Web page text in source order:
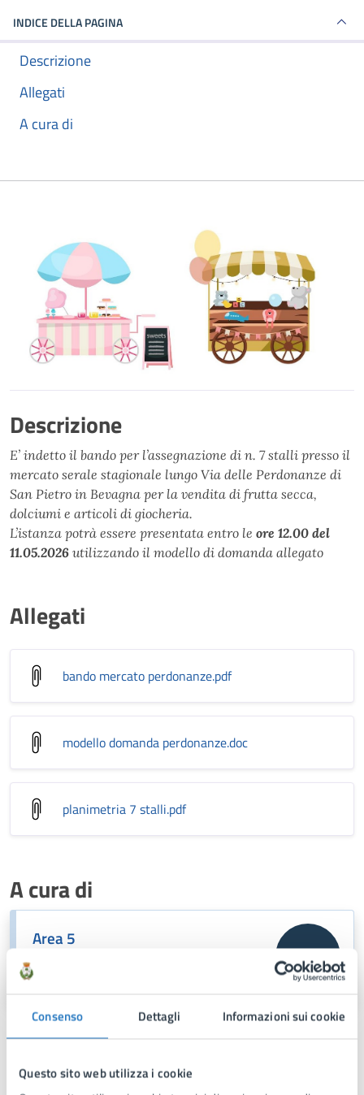
Consenso Dettagli Informazioni sui cookie
Questo sito web utilizza i cookie
INDICE DELLA PAGINA
Descrizione
Allegati
A cura di
Descrizione
E’ indetto il bando per l’assegnazione di n. 7 stalli presso il
mercato serale stagionale lungo Via delle Perdonanze di
San Pietro in Bevagna per la vendita di frutta secca,
dolciumi e articoli di giocheria.
L’istanza potrà essere presentata entro le ore 12.00 del
11.05.2026 utilizzando il modello di domanda allegato
Allegati
bando mercato perdonanze.pdf
modello domanda perdonanze.doc
planimetria 7 stalli.pdf
A cura di
Area 5
Via Fra Benedetto Margarito, 1, 74024